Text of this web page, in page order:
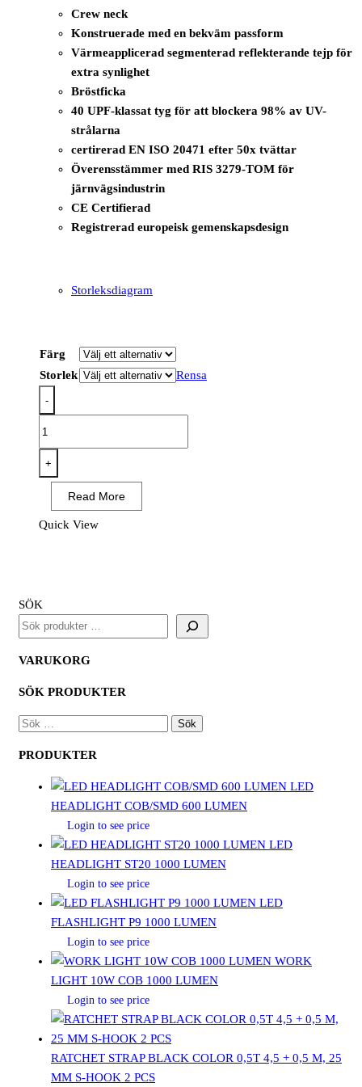
Crew neck
Konstruerade med en bekväm passform
Värmeapplicerad segmenterad reflekterande tejp för
extra synlighet
Bröstficka
40 UPF-klassat tyg för att blockera 98% av UV-
strålarna
certirerad EN ISO 20471 efter 50x tvättar
Överensstämmer med RIS 3279-TOM för
järnvägsindustrin
CE Certifierad
Registrerad europeisk gemenskapsdesign
Storleksdiagram
Färg
Storlek
Rensa
-
PW3
Varsel
ärm
+
Read More
Quick View
SÖK
VARUKORG
SÖK PRODUKTER
SÖK
PRODUKTER
LED
HEADLIGHT COB/SMD 600 LUMEN
Login to see price
LED
HEADLIGHT ST20 1000 LUMEN
Login to see price
LED
FLASHLIGHT P9 1000 LUMEN
Login to see price
WORK
LIGHT 10W COB 1000 LUMEN
Login to see price
RATCHET STRAP BLACK COLOR 0,5T 4,5 + 0,5 M, 25
MM S-HOOK 2 PCS